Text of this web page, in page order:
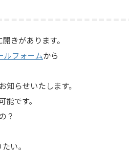
電状
生ヘ
、出
ィション、取扱説明書な
を確認しながら査定いた
商品：Mark Levinson N ...
きがあります。
ルフォームから
らせいたします。
です。
？
い。